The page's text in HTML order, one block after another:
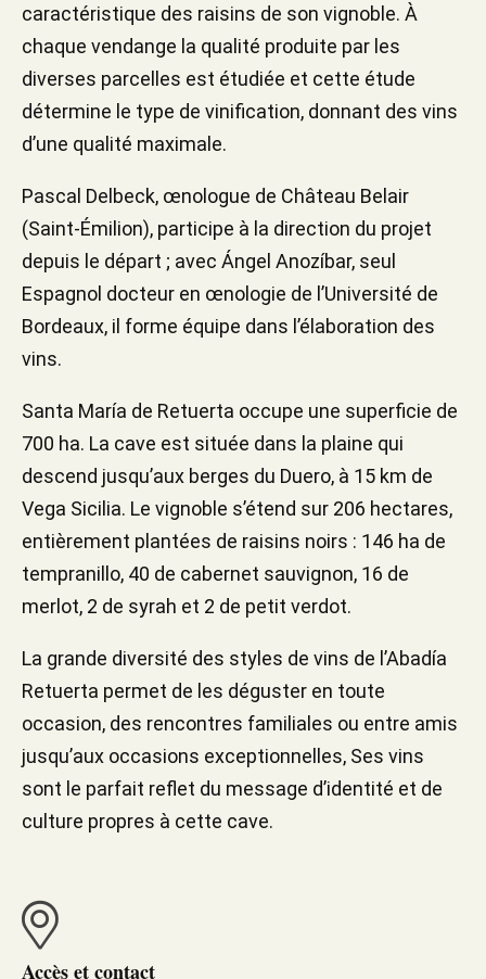
caractéristique des raisins de son vignoble. À
chaque vendange la qualité produite par les
diverses parcelles est étudiée et cette étude
détermine le type de vinification, donnant des vins
d’une qualité maximale.
Pascal Delbeck, œnologue de Château Belair
(Saint-Émilion), participe à la direction du projet
depuis le départ ; avec Ángel Anozíbar, seul
Espagnol docteur en œnologie de l’Université de
Bordeaux, il forme équipe dans l’élaboration des
vins.
Santa María de Retuerta occupe une superficie de
700 ha. La cave est située dans la plaine qui
descend jusqu’aux berges du Duero, à 15 km de
Vega Sicilia. Le vignoble s’étend sur 206 hectares,
entièrement plantées de raisins noirs : 146 ha de
tempranillo, 40 de cabernet sauvignon, 16 de
merlot, 2 de syrah et 2 de petit verdot.
La grande diversité des styles de vins de l’Abadía
Retuerta permet de les déguster en toute
occasion, des rencontres familiales ou entre amis
jusqu’aux occasions exceptionnelles, Ses vins
sont le parfait reflet du message d’identité et de
culture propres à cette cave.
Accès et contact